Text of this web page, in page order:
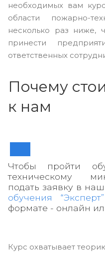
необходимых вам
области пожарно-
несколько раз ниже,
принести
ответственных
Почему
к нам
Чтобы пройти
техническому
подать заявку в наш
обучения “Эксперт”
формате - онлайн
Курс охватывает